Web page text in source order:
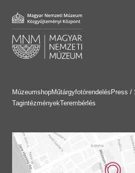
MúzeumshopMűtárgyfotórendelés Press /
TagintézményekTerembérlés